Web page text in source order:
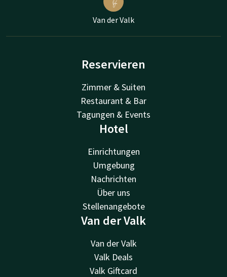
Van der Valk
Reservieren
Zimmer & Suiten
Restaurant & Bar
Tagungen & Events
Hotel
Einrichtungen
Umgebung
Nachrichten
Über uns
Stellenangebote
Van der Valk
Van der Valk
Valk Deals
Valk Giftcard